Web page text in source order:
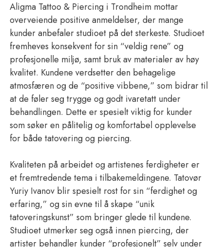
Aligma Tattoo & Piercing i Trondheim mottar
overveiende positive anmeldelser, der mange
kunder anbefaler studioet på det sterkeste. Studioet
fremheves konsekvent for sin “veldig rene” og
profesjonelle miljø, samt bruk av materialer av høy
kvalitet. Kundene verdsetter den behagelige
atmosfæren og de “positive vibbene,” som bidrar til
at de føler seg trygge og godt ivaretatt under
behandlingen. Dette er spesielt viktig for kunder
som søker en pålitelig og komfortabel opplevelse
for både tatovering og piercing.
Kvaliteten på arbeidet og artistenes ferdigheter er
et fremtredende tema i tilbakemeldingene. Tatovør
Yuriy Ivanov blir spesielt rost for sin “ferdighet og
erfaring,” og sin evne til å skape “unik
tatoveringskunst” som bringer glede til kundene.
Studioet utmerker seg også innen piercing, der
artister behandler kunder “profesjonelt” selv under